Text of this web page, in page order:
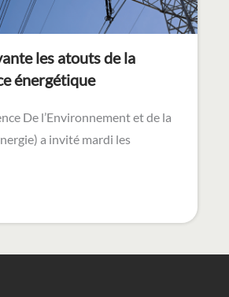
les atouts de la
énergétique
De l’Environnement et de la
a invité mardi les